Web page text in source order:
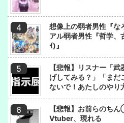
想像上の弱者男性『な
アル弱者男性『哲学、
ｲ)』
【悲報】リスナー「
げしてみる？」「ま
ないで！あたしのやり
【悲報】お前らのち
Vtuber、現れる